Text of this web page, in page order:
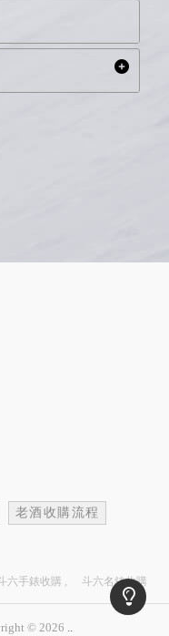
老酒收購流程
六手錶收購 斗六名錶收購
© 2026 ..